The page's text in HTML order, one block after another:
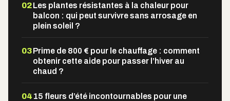
02Les plantes résistantes à la chaleur pour
balcon : qui peut survivre sans arrosage en
plein soleil ?
03Prime de 800 € pour le chauffage : comment
obtenir cette aide pour passer l’hiver au
chaud ?
04 15 fleurs d’été incontournables pour une